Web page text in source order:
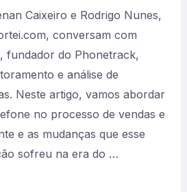
Caixeiro e Rodrigo Nunes,
conversam com
fundador do Phonetrack,
e análise de
Neste artigo, vamos abordar
no processo de vendas e
e as mudanças que esse
sofreu na era do …